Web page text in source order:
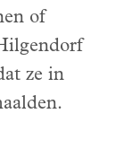
of
ze in